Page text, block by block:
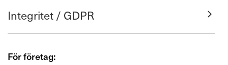
Integritet / GDPR
För företag: